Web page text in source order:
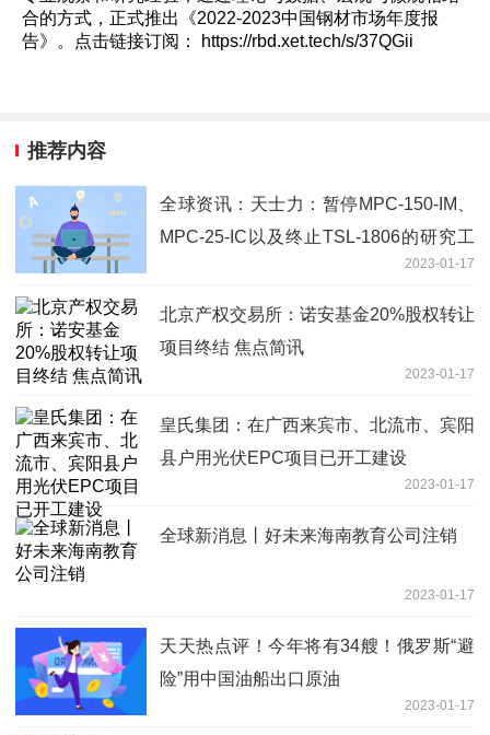
合的方式，正式推出《2022-2023中国钢材市场年度报
告》。点击链接订阅： https://rbd.xet.tech/s/37QGii
推荐内容
全球资讯：天士力：暂停MPC-150-IM、
MPC-25-IC以及终止TSL-1806的研究工
2023-01-17
北京产权交易所：诺安基金20%股权转让
项目终结 焦点简讯
2023-01-17
皇氏集团：在广西来宾市、北流市、宾阳
县户用光伏EPC项目已开工建设
2023-01-17
全球新消息丨好未来海南教育公司注销
2023-01-17
天天热点评！今年将有34艘！俄罗斯“避
险”用中国油船出口原油
2023-01-17